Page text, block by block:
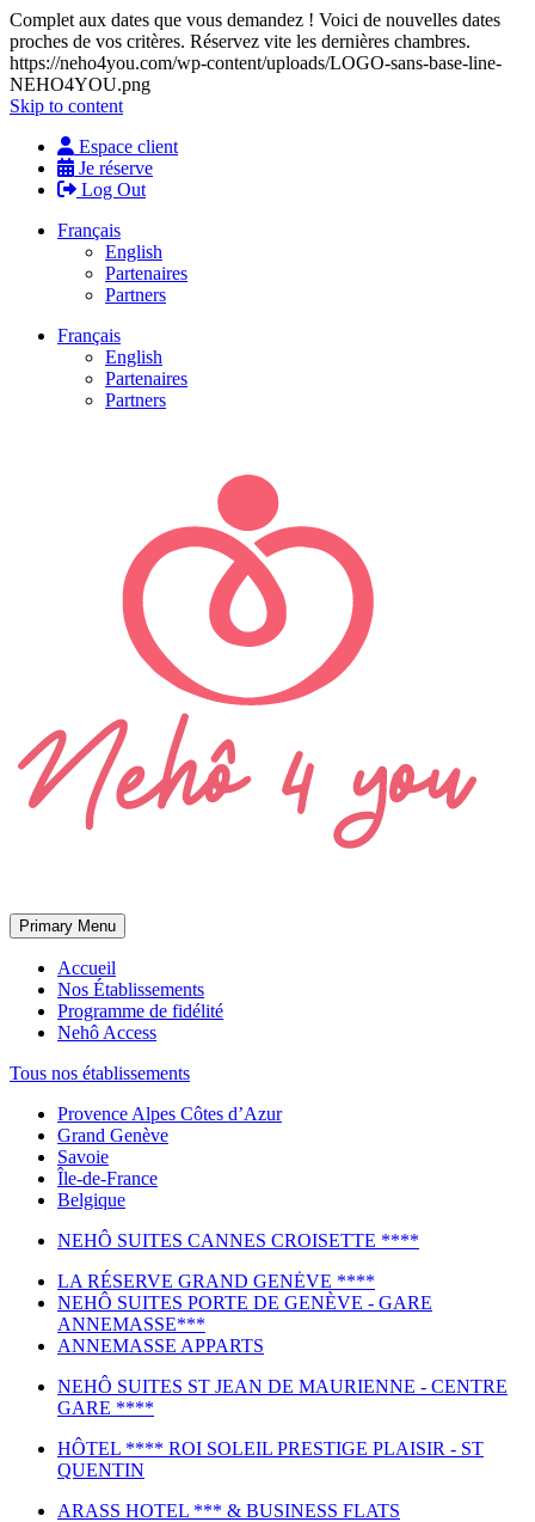
Complet aux dates que vous demandez ! Voici de nouvelles dates
proches de vos critères. Réservez vite les dernières chambres.
https://neho4you.com/wp-content/uploads/LOGO-sans-base-line-
NEHO4YOU.png
Skip to content
Espace client
Je réserve
Log Out
Français
English
Partenaires
Partners
Français
English
Partenaires
Partners
Primary Menu
Accueil
Nos Établissements
Programme de fidélité
Nehô Access
Tous nos établissements
Provence Alpes Côtes d’Azur
Grand Genève
Savoie
Île-de-France
Belgique
NEHÔ SUITES CANNES CROISETTE ****
LA RÉSERVE GRAND GENĖVE ****
NEHÔ SUITES PORTE DE GENÈVE - GARE
ANNEMASSE***
ANNEMASSE APPARTS
NEHÔ SUITES ST JEAN DE MAURIENNE - CENTRE
GARE ****
HÔTEL **** ROI SOLEIL PRESTIGE PLAISIR - ST
QUENTIN
ARASS HOTEL *** & BUSINESS FLATS